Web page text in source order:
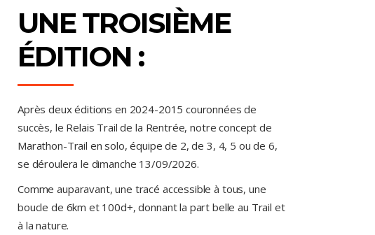
UNE TROISIÈME
ÉDITION :
Après deux éditions en 2024-2015 couronnées de
succès, le Relais Trail de la Rentrée, notre concept de
Marathon-Trail en solo, équipe de 2, de 3, 4, 5 ou de 6,
se déroulera le dimanche 13/09/2026.
Comme auparavant, une tracé accessible à tous, une
boucle de 6km et 100d+, donnant la part belle au Trail et
à la nature.